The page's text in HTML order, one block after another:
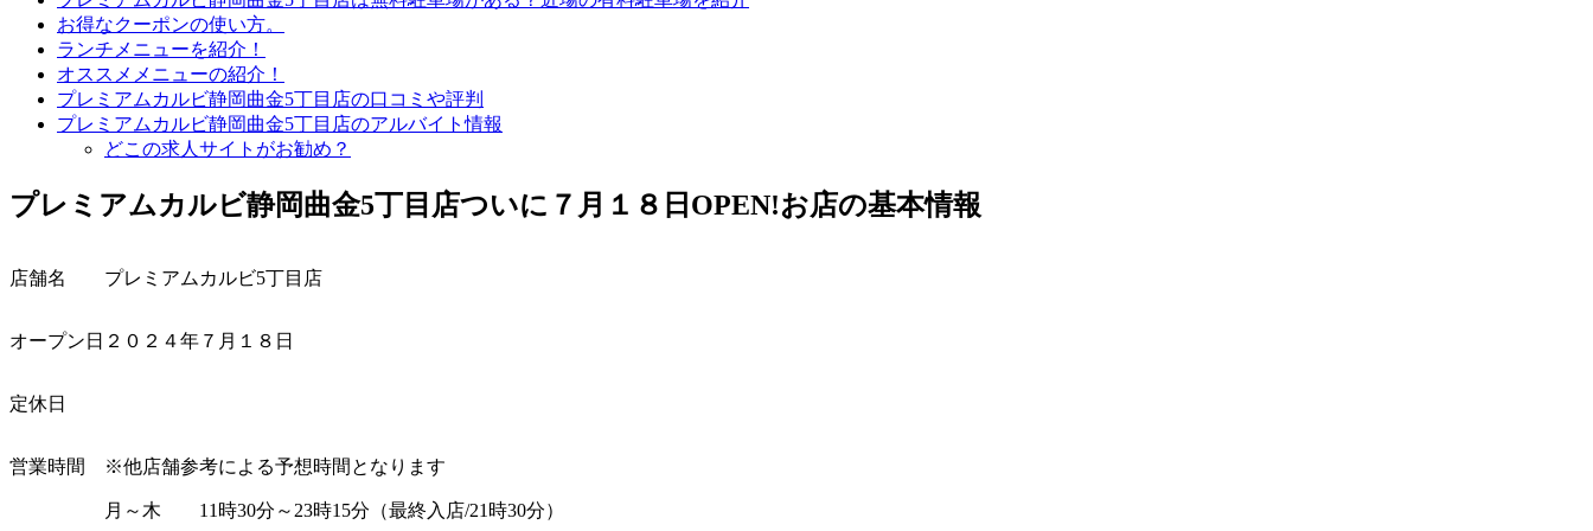
お得なクーポンの使い方。
ランチメニューを紹介！
オススメメニューの紹介！
プレミアムカルビ静岡曲金5丁目店の口コミや評判
プレミアムカルビ静岡曲金5丁目店のアルバイト情報
どこの求人サイトがお勧め？
プレミアムカルビ静岡曲金5丁目店ついに７月１８日 OPEN!お店の基本情報
店舗名 プレミアムカルビ5丁目店
オープン日 ２０２４年７月１８日
定休日
営業時間 ※他店舗参考による予想時間となります
月～木 11 時30分～ 23時15分（最終入店/21 時30分）